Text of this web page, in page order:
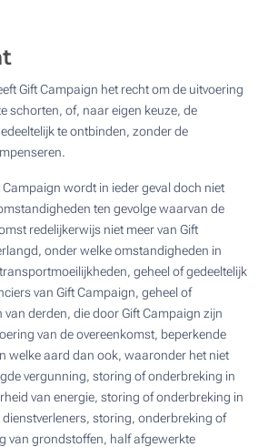
Gift Campaign het recht om de uitvoering
schorten, of, naar eigen keuze, de
te ontbinden, zonder de
wordt in ieder geval doch niet
ten gevolge waarvan de
redelijkerwijs niet meer van Gift
onder welke omstandigheden in
geheel of gedeeltelijk
van Gift Campaign, geheel of
van derden, die door Gift Campaign zijn
van de overeenkomst, beperkende
welke aard dan ook, waaronder het niet
vergunning, storing of onderbreking in
van energie, storing of onderbreking in
storing, onderbreking of
van grondstoffen, half afgewerkte